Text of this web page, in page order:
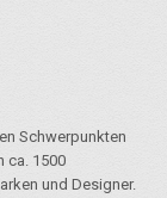
Schwerpunkten
ca. 1500
und Designer.